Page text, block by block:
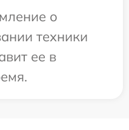
о
техники
ее в